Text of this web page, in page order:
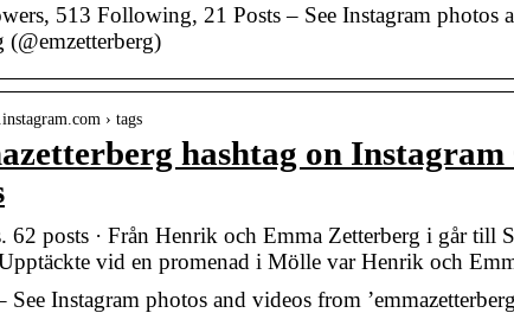
513 Following, 21 Posts – See Instagram photos
(@emzetterberg)
› tags
hashtag on Instagram
62 posts · Från Henrik och Emma Zetterberg i går till
vid en promenad i Mölle var Henrik och
See Instagram photos and videos from